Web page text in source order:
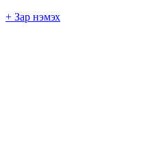
+ Зар нэмэх